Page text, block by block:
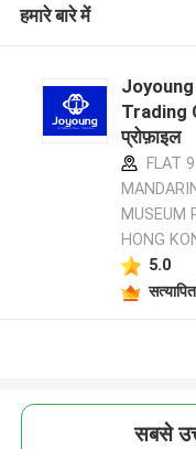
हमारे बारे में
Trading
प्रोफ़ाइल
FLAT
MUSEUM
HONG
5.0
सबसे